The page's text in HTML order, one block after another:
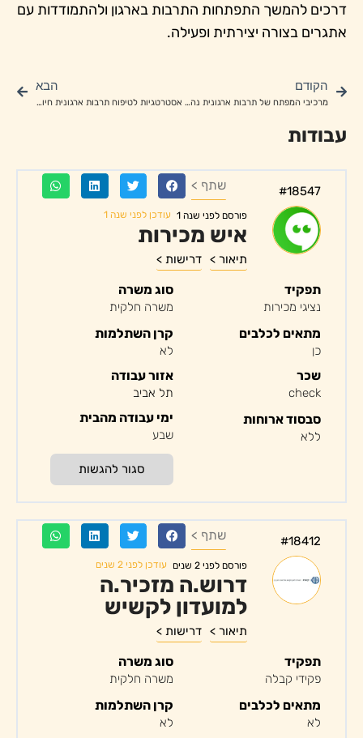
דרכים להמשך התפתחות התרבות בארגון ולהתמודדות עם
אתגרים בצורה יצירתית ופעילה.
הקודם
מרכיבי המפתח של תרבות ארגונית נהדרת: תקשורת פתוחה, כבוד הדדי, מטרות משותפות וצמיחת עובדים
הבא
אסטרטגיות לטיפוח תרבות ארגונית חיובית של חדשנות ויצירתיות
עבודות
#18547 שתף >
פורסם לפני שנה 1 עודכן לפני שנה 1
איש מכירות
תיאור > דרישות >
תפקיד
נציגי מכירות
מתאים לכלבים
כן
סוג משרה
משרה חלקית
קרן השתלמות
לא
שכר
check
סבסוד ארוחות
ללא
אזור עבודה
תל אביב
ימי עבודה מהבית
שבע
סגור להגשות
#18412 שתף >
פורסם לפני 2 שנים עודכן לפני 2 שנים
דרוש.ה מזכיר.ה
למועדון לקשיש
תיאור > דרישות >
תפקיד
פקידי קבלה
מתאים לכלבים
לא
סוג משרה
משרה חלקית
קרן השתלמות
לא